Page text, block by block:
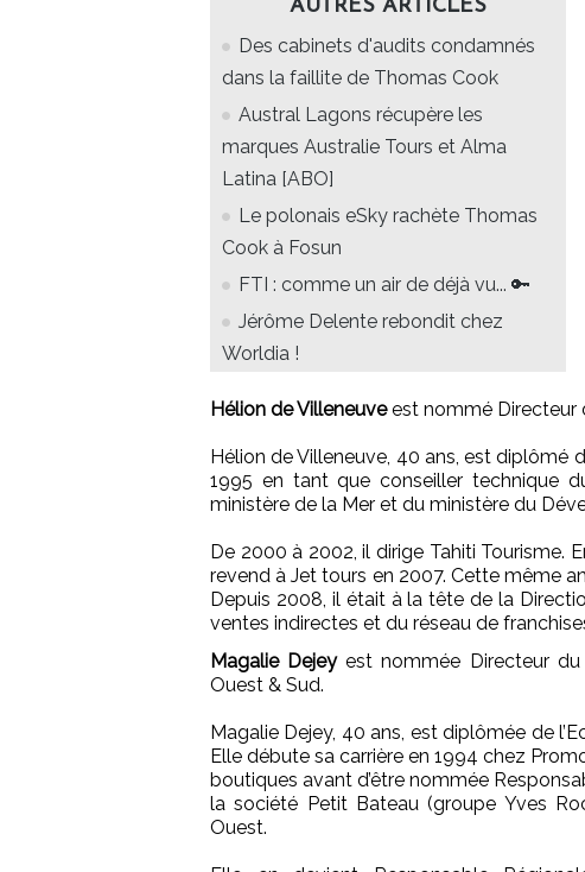
AUTRES ARTICLES
Des cabinets d'audits condamnés
dans la faillite de Thomas Cook
Austral Lagons récupère les
marques Australie Tours et Alma
Latina [ABO]
Le polonais eSky rachète Thomas
Cook à Fosun
FTI : comme un air de déjà vu... 🔑
Jérôme Delente rebondit chez
Worldia !
Hélion de Villeneuveest nommé Directeur
Hélion de Villeneuve, 40 ans, est diplômé
1995 en tant que conseiller technique
ministère de la Mer et du ministère du
De 2000 à 2002, il dirige Tahiti Tourisme.
revend à Jet tours en 2007. Cette même
Depuis 2008, il était à la tête de la
ventes indirectes et du réseau de
Magalie Dejeyest nommée Directeur du
Ouest & Sud.
Magalie Dejey, 40 ans, est diplômée de
Elle débute sa carrière en 1994 chez
boutiques avant d’être nommée
la société Petit Bateau (groupe Yves
Ouest.